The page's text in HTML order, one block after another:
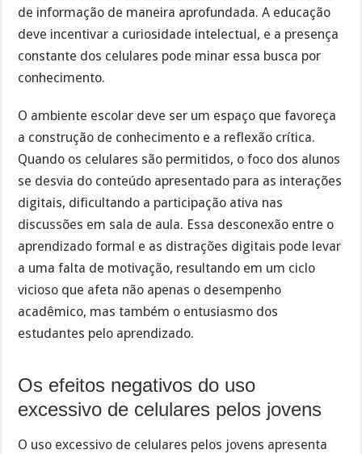
de informação de maneira aprofundada. A educação
deve incentivar a curiosidade intelectual, e a presença
constante dos celulares pode minar essa busca por
conhecimento.
O ambiente escolar deve ser um espaço que favoreça
a construção de conhecimento e a reflexão crítica.
Quando os celulares são permitidos, o foco dos alunos
se desvia do conteúdo apresentado para as interações
digitais, dificultando a participação ativa nas
discussões em sala de aula. Essa desconexão entre o
aprendizado formal e as distrações digitais pode levar
a uma falta de motivação, resultando em um ciclo
vicioso que afeta não apenas o desempenho
acadêmico, mas também o entusiasmo dos
estudantes pelo aprendizado.
Os efeitos negativos do uso
excessivo de celulares pelos jovens
O uso excessivo de celulares pelos jovens apresenta